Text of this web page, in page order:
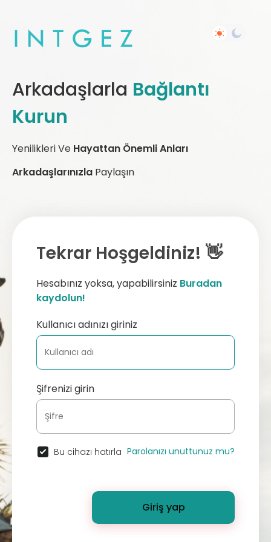
Arkadaşlarla Bağlantı
Kurun
Yenilikleri Ve Hayattan Önemli Anları
Arkadaşlarınızla Paylaşın
Tekrar Hoşgeldiniz! 👋
Hesabınız yoksa, yapabilirsiniz Buradan
kaydolun!
Kullanıcı adınızı giriniz
Şifrenizi girin
Bu cihazı hatırla Parolanızı unuttunuz mu?
Giriş yap